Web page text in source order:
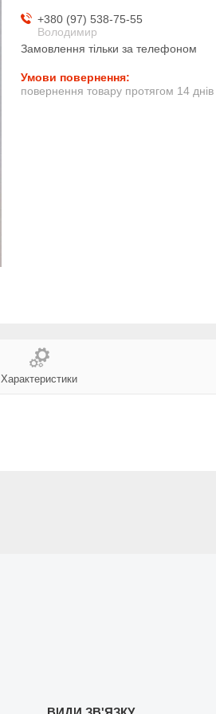
+380 (97) 538-75-55
Володимир
Замовлення тільки за телефоном
повернення товару протягом 14 днів
Характеристики